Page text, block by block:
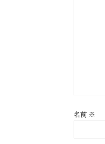
名前 ※